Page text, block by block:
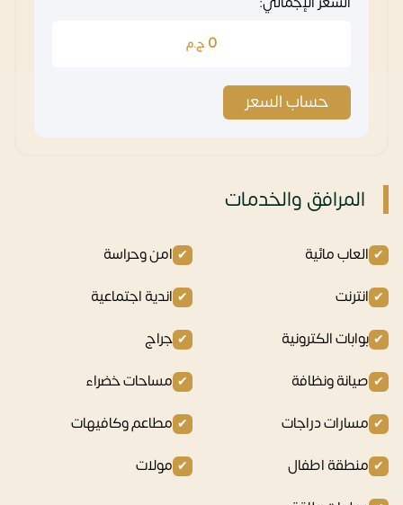
0 ج.م
حساب السعر
المرافق والخدمات
العاب مائية
امن وحراسة
انترنت
اندية اجتماعية
بوابات الكترونية
جراج
صيانة ونظافة
مساحات خضراء
مسارات دراجات
مطاعم وكافيهات
منطقة اطفال
مولات